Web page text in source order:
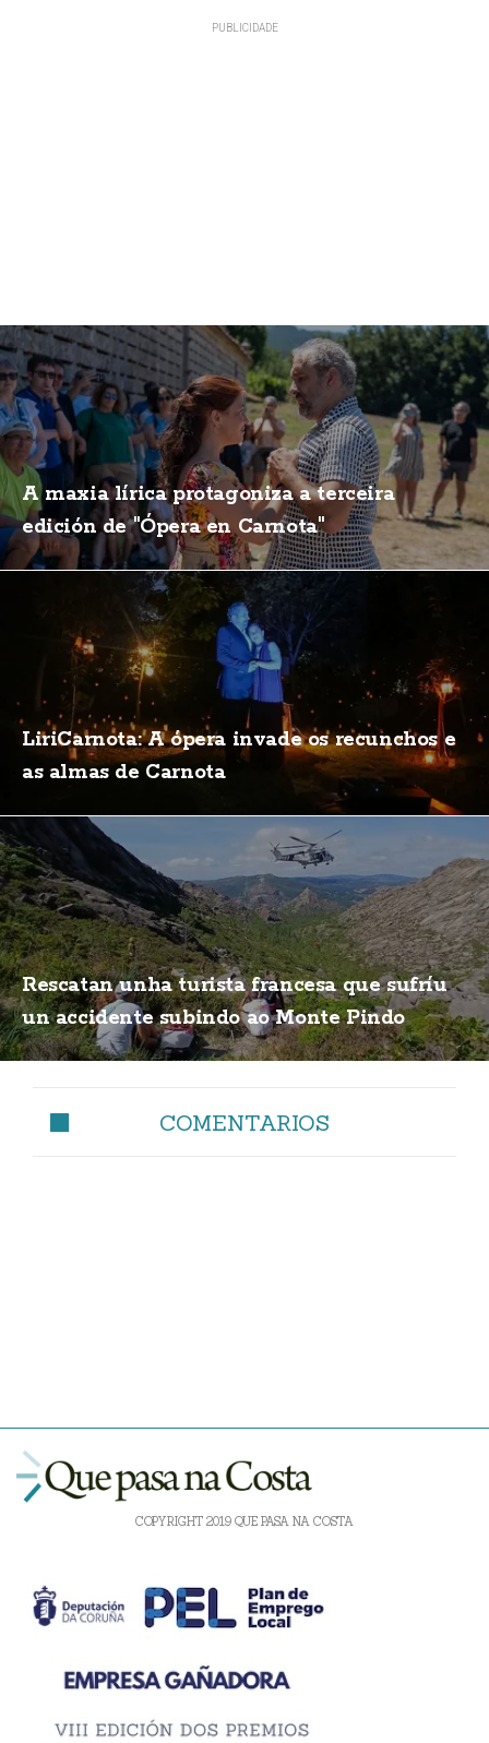
A maxia lírica protagoniza a terceira
edición de "Ópera en Carnota"
LiriCarnota: A ópera invade os recunchos e
as almas de Carnota
Rescatan unha turista francesa que sufríu
un accidente subindo ao Monte Pindo
COMENTARIOS
COPYRIGHT 2019 QUE PASA NA COSTA